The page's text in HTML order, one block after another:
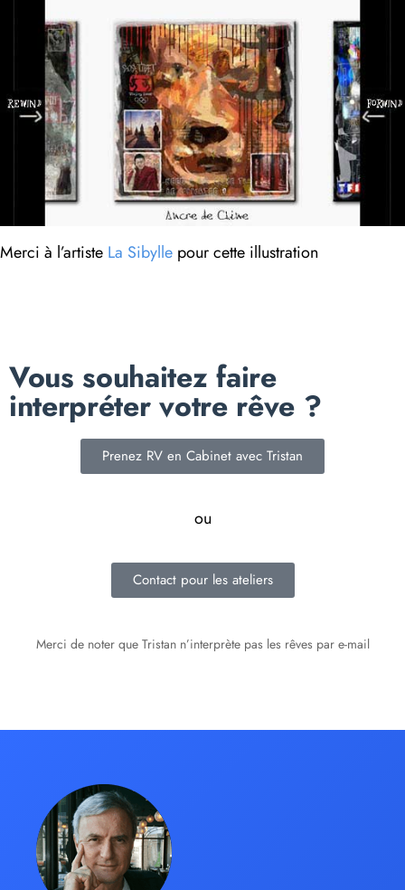
Merci à l’artiste La Sibylle pour cette illustration
Vous souhaitez faire
interpréter votre rêve ?
Prenez RV en Cabinet avec Tristan
ou
Contact pour les ateliers
Merci de noter que Tristan n’interprète pas les rêves par e-mail